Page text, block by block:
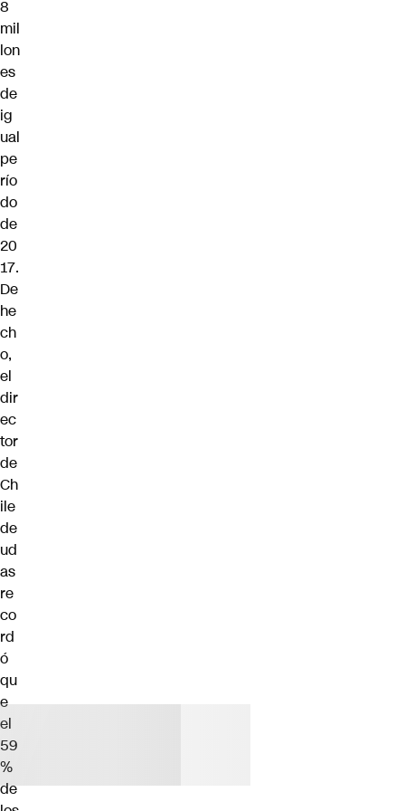
8
mil
lon
es
de
ig
ual
pe
río
do
de
20
17.
De
he
ch
o,
el
dir
ec
tor
de
Ch
ile
de
ud
as
re
co
rd
ó
qu
e
el
59
%
de